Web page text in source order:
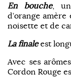
En bouche,
d’orange
noisette et de
La finaleest
Avec ses
Cordon Rouge